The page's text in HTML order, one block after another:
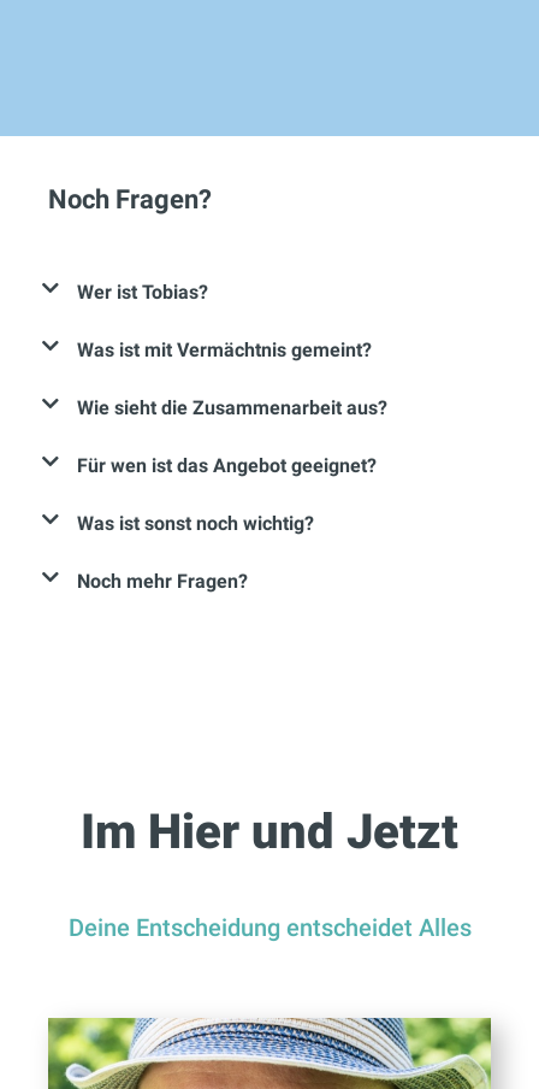
Noch Fragen?
Wer ist Tobias?
Was ist mit Vermächtnis gemeint?
Wie sieht die Zusammenarbeit aus?
Für wen ist das Angebot geeignet?
Was ist sonst noch wichtig?
Noch mehr Fragen?
Im Hier und Jetzt
Deine Entscheidung entscheidet Alles